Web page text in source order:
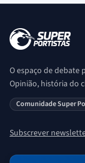
O espaço de debate
Opinião, história do
saber sobre o
Comunidade Super
Subscrever